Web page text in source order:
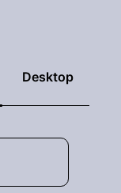
Desktop